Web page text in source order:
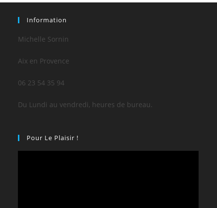
Information
Michelle Sornin
Aix en Provence
06 23 54 35 94
Du Lundi au vendredi, heures de bureau.
Pour Le Plaisir !